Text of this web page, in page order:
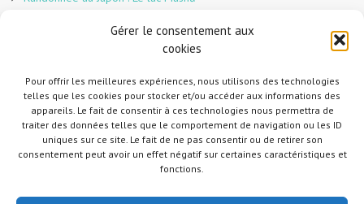
Gérer le consentement aux
cookies
Pour offrir les meilleures expériences, nous utilisons des technologies
telles que les cookies pour stocker et/ou accéder aux informations des
appareils. Le fait de consentir à ces technologies nous permettra de
traiter des données telles que le comportement de navigation ou les ID
uniques sur ce site. Le fait de ne pas consentir ou de retirer son
consentement peut avoir un effet négatif sur certaines caractéristiques et
fonctions.
En direct sur Adobe France !
Un café et des cabanes dans la forêt
Slow Tourism à Tomo-no-Ura
Slow tourism à Onomichi
Randonnée au Japon : Le Mont Daisen
Randonnée au Japon : Le Mont Misen